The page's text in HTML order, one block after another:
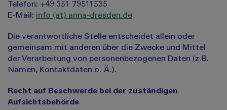
Telefon: +49 351 79511535
E-Mail: info (at) anna-dresden.de
Die verantwortliche Stelle entscheidet allein oder
gemeinsam mit anderen über die Zwecke und Mittel
der Verarbeitung von personenbezogenen Daten (z.B.
Namen, Kontaktdaten o. Ä.).
Recht auf Beschwerde bei der zuständigen
Aufsichtsbehörde